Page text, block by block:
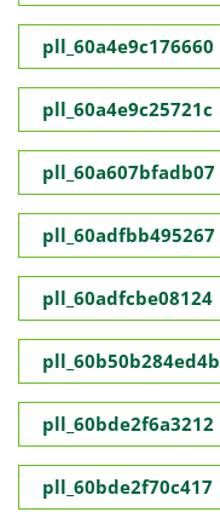
pll_60a4e9c176660
pll_60a4e9c25721c
pll_60a607bfadb07
pll_60adfbb495267
pll_60adfcbe08124
pll_60b50b284ed4b
pll_60bde2f6a3212
pll_60bde2f70c417